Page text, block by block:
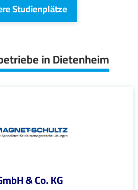
Studienplätze
in Dietenheim
& Co. KG